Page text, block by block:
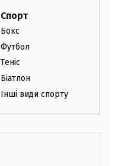
Спорт
Бокс
Футбол
Теніс
Біатлон
Інші види спорту